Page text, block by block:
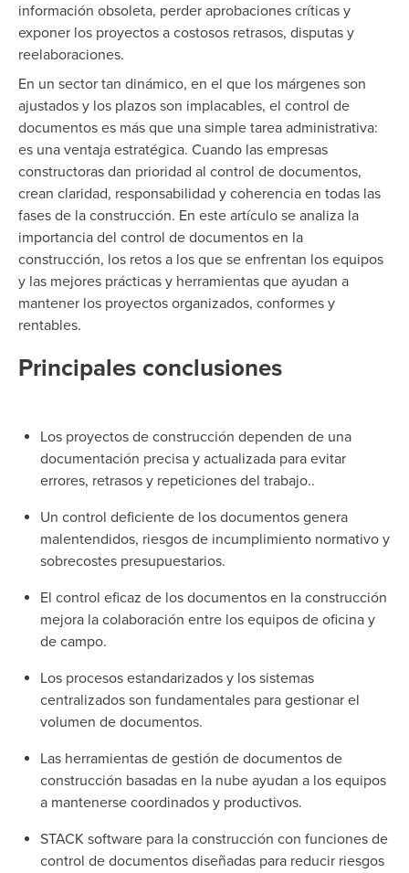
información obsoleta, perder aprobaciones críticas y
exponer los proyectos a costosos retrasos, disputas y
reelaboraciones.
En un sector tan dinámico, en el que los márgenes son
ajustados y los plazos son implacables, el control de
documentos es más que una simple tarea administrativa:
es una ventaja estratégica. Cuando las empresas
constructoras dan prioridad al control de documentos,
crean claridad, responsabilidad y coherencia en todas las
fases de la construcción. En este artículo se analiza la
importancia del control de documentos en la
construcción, los retos a los que se enfrentan los equipos
y las mejores prácticas y herramientas que ayudan a
mantener los proyectos organizados, conformes y
rentables.
Principales conclusiones
Los proyectos de construcción dependen de una
documentación precisa y actualizada para evitar
errores, retrasos y repeticiones del trabajo..
Un control deficiente de los documentos genera
malentendidos, riesgos de incumplimiento normativo y
sobrecostes presupuestarios.
El control eficaz de los documentos en la construcción
mejora la colaboración entre los equipos de oficina y
de campo.
Los procesos estandarizados y los sistemas
centralizados son fundamentales para gestionar el
volumen de documentos.
Las herramientas de gestión de documentos de
construcción basadas en la nube ayudan a los equipos
a mantenerse coordinados y productivos.
STACK software para la construcción con funciones de
control de documentos diseñadas para reducir riesgos